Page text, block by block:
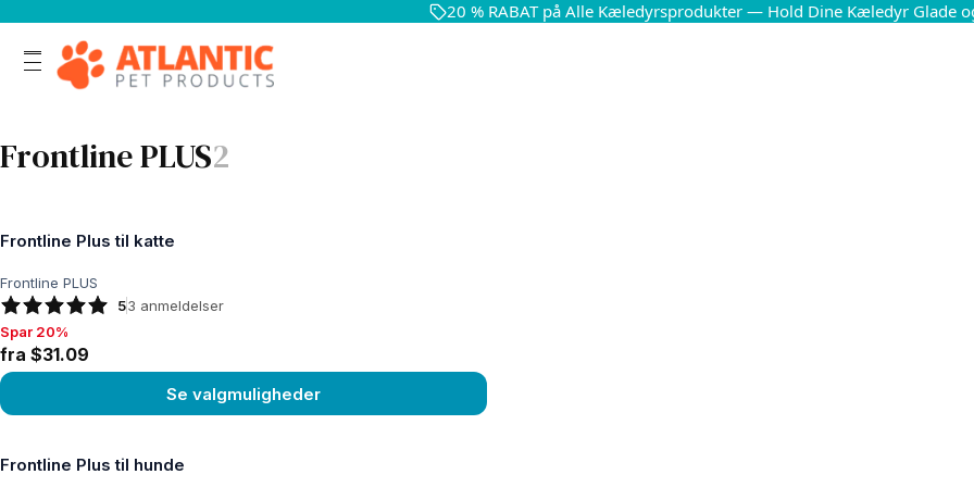
20 % RABAT på Alle Kæledyrsprodukter — Hold Dine Kæledyr Glade
Frontline PLUS2
Frontline Plus til katte
Frontline PLUS
53 anmeldelser
Spar 20%, fra $31.09
Spar 20%
fra $31.09
Se valgmuligheder
Frontline Plus til hunde